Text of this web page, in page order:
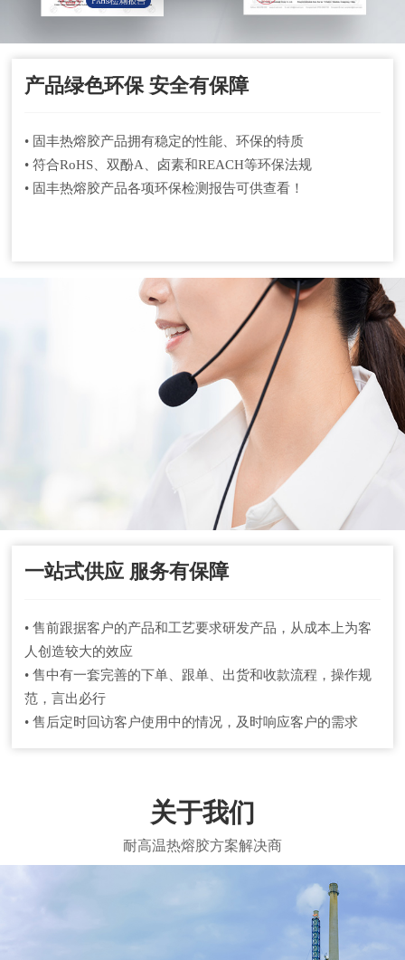
产品绿色环保 安全有保障
• 固丰热熔胶产品拥有稳定的性能、环保的特质
• 符合RoHS、双酚A、卤素和REACH等环保法规
• 固丰热熔胶产品各项环保检测报告可供查看！
一站式供应 服务有保障
• 售前跟据客户的产品和工艺要求研发产品，从成本上为客
人创造较大的效应
• 售中有一套完善的下单、跟单、出货和收款流程，操作规
范，言出必行
• 售后定时回访客户使用中的情况，及时响应客户的需求
关于我们